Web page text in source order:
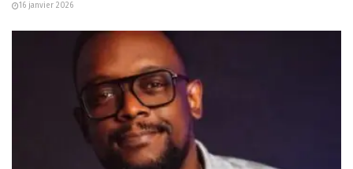
16 janvier 2026